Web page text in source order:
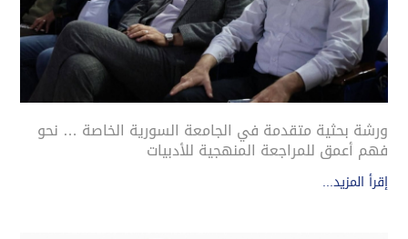
ورشة بحثية متقدمة في الجامعة السورية الخاصة … نحو
فهم أعمق للمراجعة المنهجية للأدبيات
إقرأ المزيد...